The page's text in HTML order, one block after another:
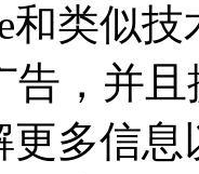
类似技
，并
更多信